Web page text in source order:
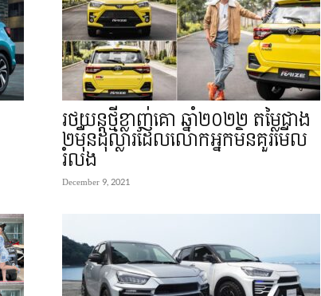
រថយន្តថ្មីខ្លាញ់គោ ឆ្នាំ២០២២ តម្លៃជាង
២ម៉ឺនដុល្លារដែលលោកអ្នកមិនគួរមើល
រំលង
December 9, 2021